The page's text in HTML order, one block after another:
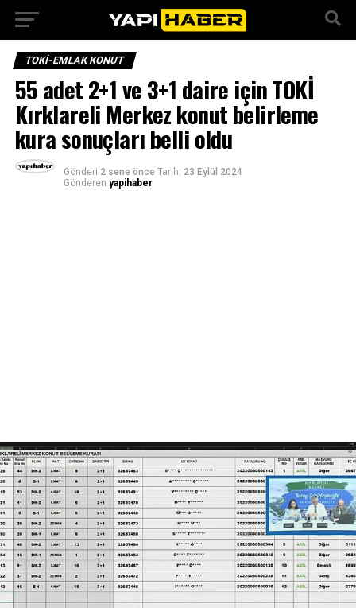
TOKI-EMLAK KONUT
55 adet 2+1 ve 3+1 daire için TOKİ
Kırklareli Merkez konut belirleme
kura sonuçları belli oldu
Gönderi 2 sene önce Tarih: 23 Eylül 2024
Gönderen yapihaber